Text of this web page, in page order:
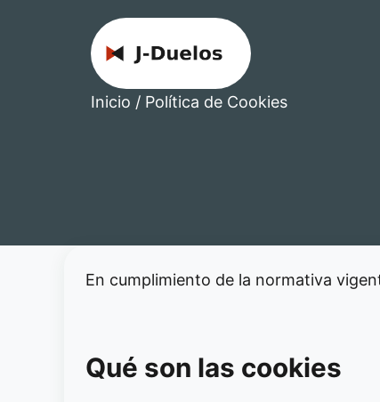
Inicio / Política de Cookies
En cumplimiento de la normativa
Qué son las cookies